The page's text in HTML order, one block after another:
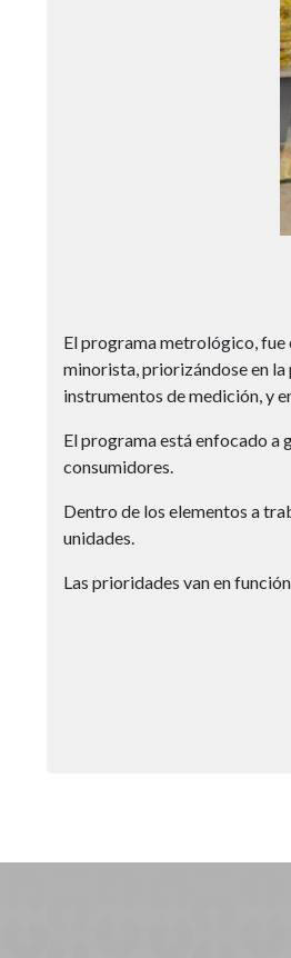
El programa metrológico, fue
minorista, priorizándose en
instrumentos de medición, y
El programa está enfocado a
consumidores.
Dentro de los elementos a
unidades.
Las prioridades van en